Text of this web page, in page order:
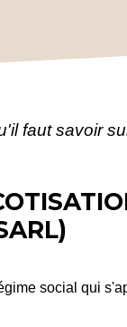
faut savoir
social qui